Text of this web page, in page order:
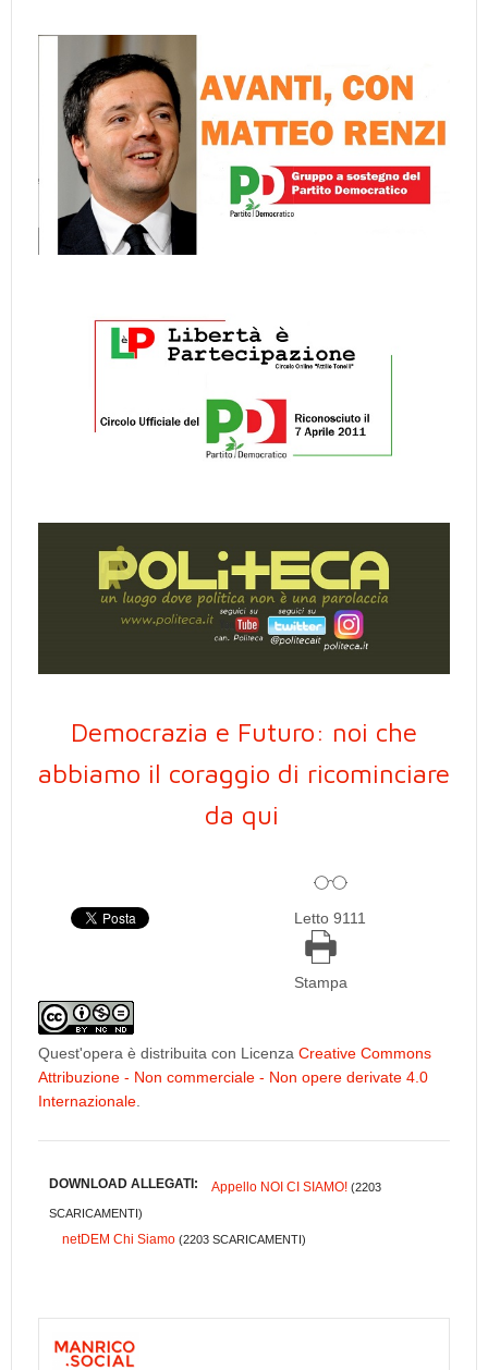
Democrazia e Futuro: noi che
abbiamo il coraggio di ricominciare
da qui
Letto 9111
Stampa
Quest'opera è distribuita con Licenza Creative Commons
Attribuzione - Non commerciale - Non opere derivate 4.0
Internazionale.
DOWNLOAD ALLEGATI: Appello NOI CI SIAMO! (2203
SCARICAMENTI)
netDEM Chi Siamo (2203 SCARICAMENTI)